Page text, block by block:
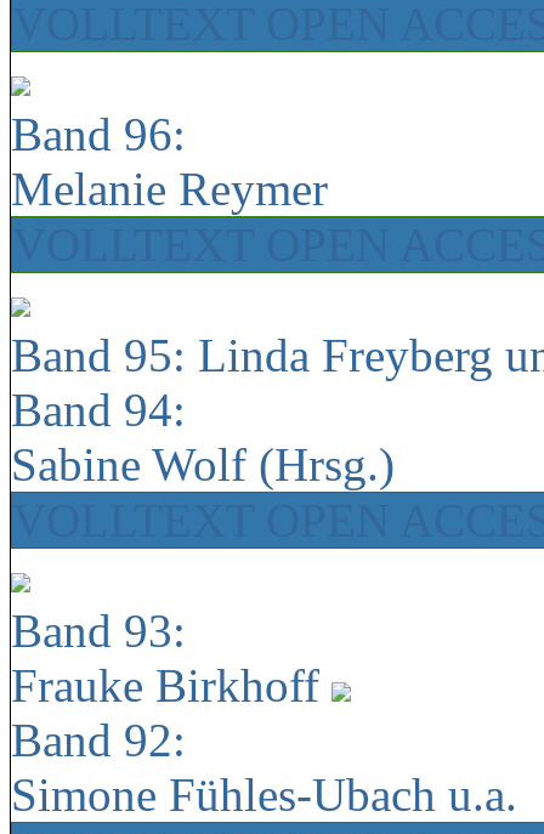
Band 96:
Melanie Reymer
Band 95: Linda Freyberg
Band 94:
Sabine Wolf (Hrsg.)
Band 93:
Frauke Birkhoff
Band 92:
Simone Fühles-Ubach u.a.